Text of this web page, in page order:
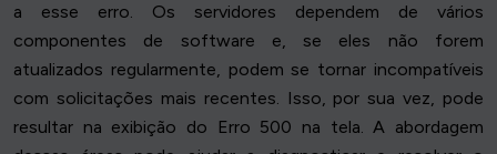
a esse erro. Os servidores dependem de vários
componentes de software e, se eles não forem
atualizados regularmente, podem se tornar incompatíveis
com solicitações mais recentes. Isso, por sua vez, pode
resultar na exibição do Erro 500 na tela. A abordagem